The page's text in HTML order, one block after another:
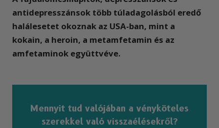
antidepresszánsok több túladagolásból eredő
halálesetet okoznak az USA-ban, mint a
kokain, a heroin, a metamfetamin és az
amfetaminok együttvéve.
Mennyit tud valójában a vényköteles
szerekkel való visszaélésekről?